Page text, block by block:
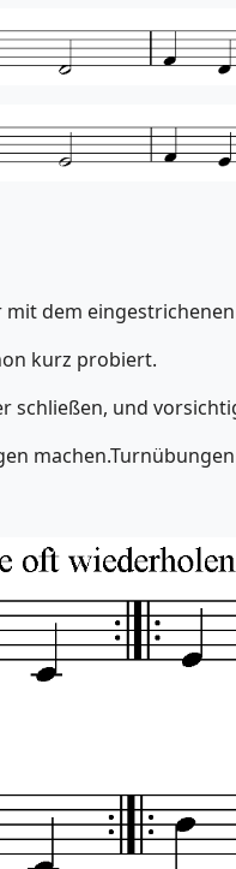
dem eingestrichenen
kurz probiert.
schließen, und